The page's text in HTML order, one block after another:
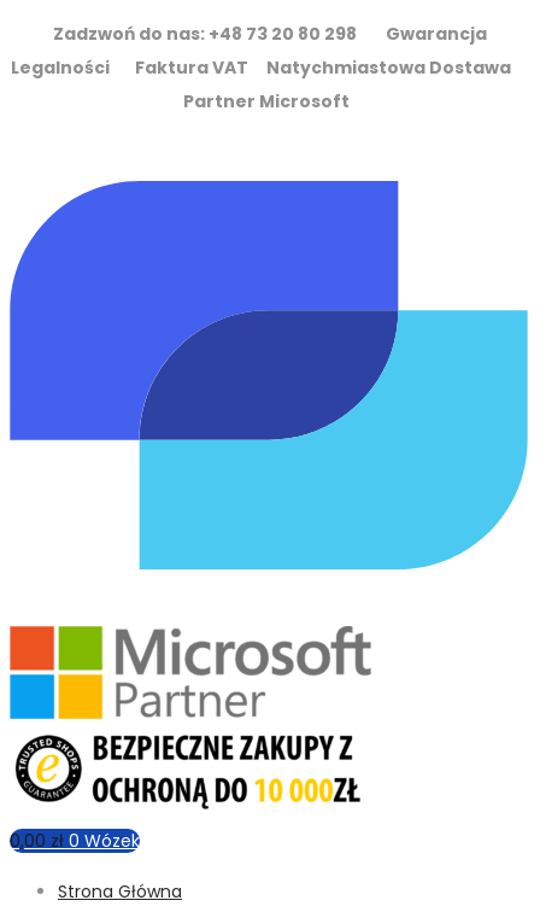
Zadzwoń do nas: +48 73 20 80 298 Gwarancja
Legalności Faktura VAT Natychmiastowa Dostawa
Partner Microsoft
0,00 zł 0 Wózek
Strona Główna